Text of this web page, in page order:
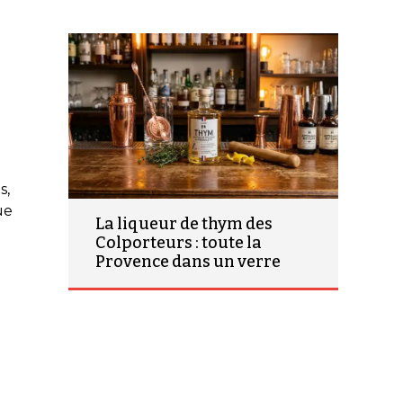
La liqueur de thym des
Colporteurs : toute la
Provence dans un verre